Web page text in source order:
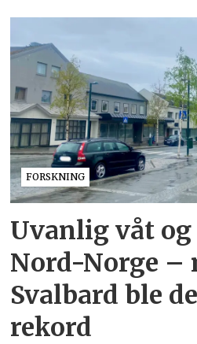
FORSKNING
Uvanlig våt
Nord-Norge –
Svalbard ble
rekord